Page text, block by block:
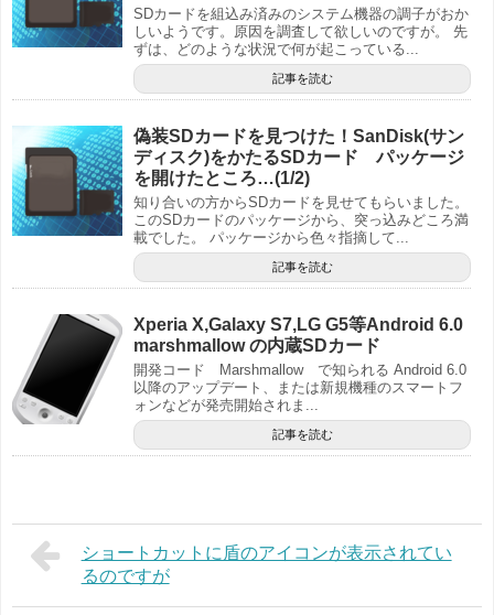
SDカードを組込み済みのシステム機器の調子がおか
しいようです。原因を調査して欲しいのですが。 先
ずは、どのような状況で何が起こっている...
記事を読む
偽装SDカードを見つけた！SanDisk(サン
ディスク)をかたるSDカード パッケージ
を開けたところ…(1/2)
知り合いの方からSDカードを見せてもらいました。
このSDカードのパッケージから、突っ込みどころ満
載でした。 パッケージから色々指摘して...
記事を読む
Xperia X,Galaxy S7,LG G5等Android 6.0
marshmallow の内蔵SDカード
開発コード Marshmallow で知られる Android 6.0
以降のアップデート、または新規機種のスマートフ
ォンなどが発売開始されま...
記事を読む
ショートカットに盾のアイコンが表示されてい
るのですが